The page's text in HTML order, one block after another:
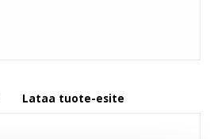
Lataa tuote-esite